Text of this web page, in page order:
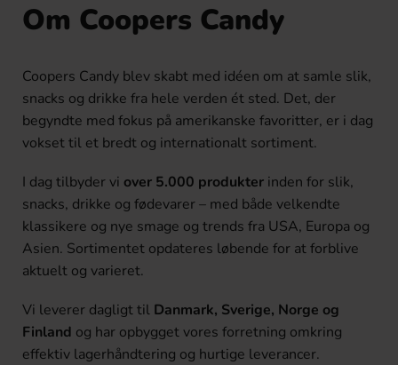
Om Coopers Candy
Coopers Candy blev skabt med idéen om at samle slik,
snacks og drikke fra hele verden ét sted. Det, der
begyndte med fokus på amerikanske favoritter, er i dag
vokset til et bredt og internationalt sortiment.
I dag tilbyder vi over 5.000 produkter inden for slik,
snacks, drikke og fødevarer – med både velkendte
klassikere og nye smage og trends fra USA, Europa og
Asien. Sortimentet opdateres løbende for at forblive
aktuelt og varieret.
Vi leverer dagligt til Danmark, Sverige, Norge og
Finland og har opbygget vores forretning omkring
effektiv lagerhåndtering og hurtige leverancer.